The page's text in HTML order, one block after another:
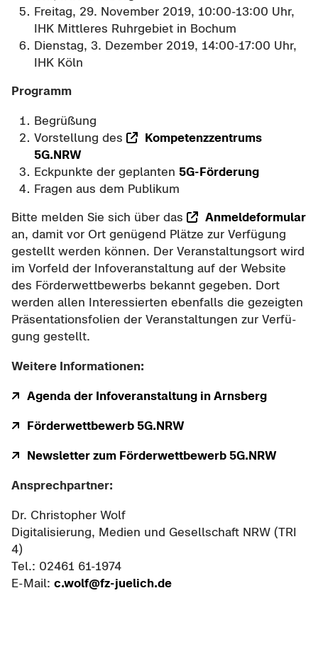
Frei­tag, 29. No­vem­ber 2019, 10:00-13:00 Uhr,
IHK Mitt­le­res Ruhr­ge­biet in Bo­chum
Diens­tag, 3. De­zem­ber 2019, 14:00-17:00 Uhr,
IHK Köln
Pro­gramm
Be­grü­ßung
Vor­stel­lung des
Kom­pe­tenz­zen­trums
5G.NRW
Eck­punk­te der ge­plan­ten 5G-​Förderung
Fra­gen aus dem Pu­bli­kum
Bitte mel­den Sie sich über das
An­mel­de­for­mu­lar
an, damit vor Ort ge­nü­gend Plät­ze zur Ver­fü­gung
ge­stellt wer­den kön­nen. Der Ver­an­stal­tungs­ort wird
im Vor­feld der In­fo­ver­an­stal­tung auf der Web­site
des För­der­wett­be­werbs be­kannt ge­ge­ben. Dort
wer­den allen In­ter­es­sier­ten eben­falls die ge­zeig­ten
Prä­sen­ta­ti­ons­fo­li­en der Ver­an­stal­tun­gen zur Ver­fü­
gung ge­stellt.
Wei­te­re In­for­ma­tio­nen:
Agen­da der In­fo­ver­an­stal­tung in Arns­berg
För­der­wett­be­werb 5G.NRW
News­let­ter zum För­der­wett­be­werb 5G.NRW
An­sprech­part­ner:
Dr. Chris­to­pher Wolf
Di­gi­ta­li­sie­rung, Me­di­en und Ge­sell­schaft NRW (TRI
4)
Tel.: 02461 61-​1974
E-​Mail: c.wolf@fz-​juelich.de